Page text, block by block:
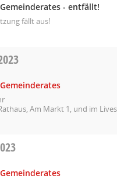
- entfällt!
fällt aus!
Am Markt 1, und im